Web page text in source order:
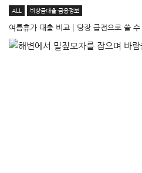
ALL 비상금대출·금융정보
여름휴가 대출 비교│당장 급전으로 쓸 수